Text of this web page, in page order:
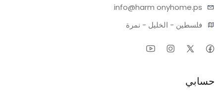
info@harm onyhome.ps
فلسطين - الخليل - نمرة
حسابي